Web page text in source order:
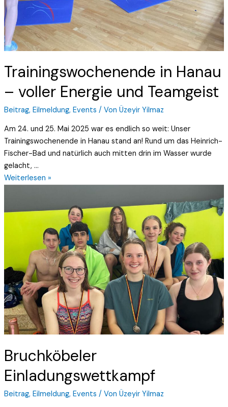
Trainingswochenende in Hanau
– voller Energie und Teamgeist
Beitrag, Eilmeldung, Events / Von Üzeyir Yilmaz
Am 24. und 25. Mai 2025 war es endlich so weit: Unser
Trainingswochenende in Hanau stand an! Rund um das Heinrich-
Fischer-Bad und natürlich auch mitten drin im Wasser wurde
gelacht, …
Weiterlesen »
Bruchköbeler
Einladungswettkampf
Beitrag, Eilmeldung, Events / Von Üzeyir Yilmaz